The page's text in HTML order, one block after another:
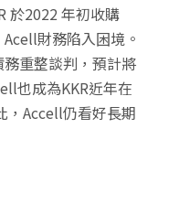
於2022 年初收購
財務陷入困境。
重整談判，預計將
也成為KKR近年在
，Accell仍看好長期